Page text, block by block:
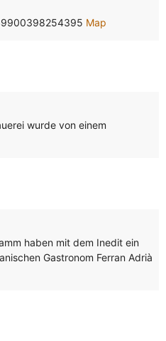
Map
wurde von einem
haben mit dem Inedit ein
Gastronom Ferran Adrià